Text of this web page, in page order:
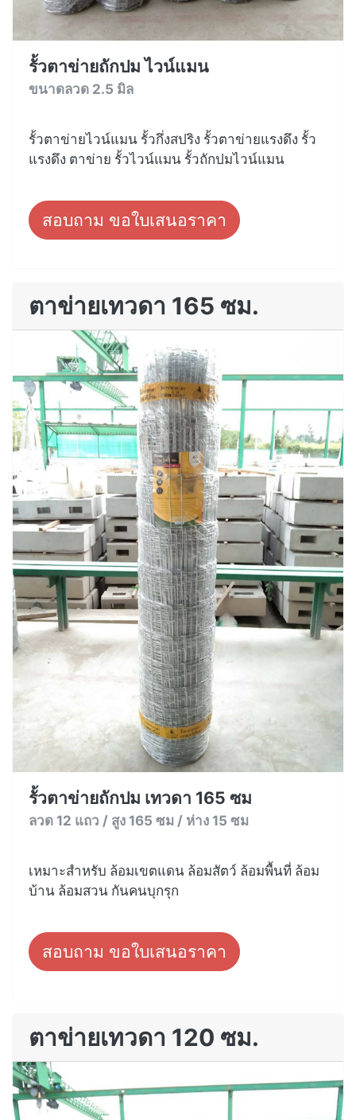
รั้วตาข่ายถักปม ไวน์แมน
ขนาดลวด 2.5 มิล
รั้วตาข่ายไวน์แมน รั้วกึ่งสปริง รั้วตาข่ายแรงดึง รั้ว
แรงดึง ตาข่าย รั้วไวน์แมน รั้วถักปมไวน์แมน
สอบถาม ขอใบเสนอราคา
ตาข่ายเทวดา 165 ซม.
รั้วตาข่ายถักปม เทวดา 165 ซม
ลวด 12 แถว / สูง 165 ซม / ห่าง 15 ซม
เหมาะสำหรับ ล้อมเขตแดน ล้อมสัตว์ ล้อมพื้นที่ ล้อม
บ้าน ล้อมสวน กันคนบุกรุก
สอบถาม ขอใบเสนอราคา
ตาข่ายเทวดา 120 ซม.